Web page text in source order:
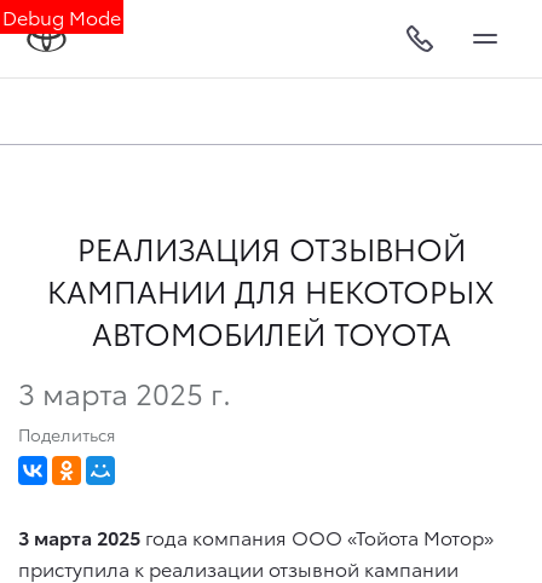
Debug Mode
РЕАЛИЗАЦИЯ ОТЗЫВНОЙ
КАМПАНИИ ДЛЯ НЕКОТОРЫХ
АВТОМОБИЛЕЙ TOYOTA
3 марта 2025 г.
Поделиться
3 марта 2025 года компания ООО «Тойота Мотор»
приступила к реализации отзывной кампании